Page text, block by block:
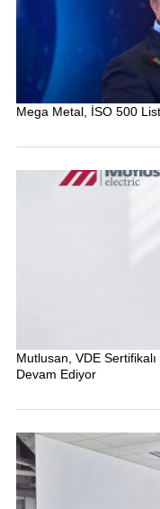
Mega Metal, İSO 500
Mutlusan, VDE
Devam Ediyor